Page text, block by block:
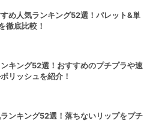
め人気ランキング52選！パレット&単
徹底比較！
キング52選！おすすめのプチプラや速
リッシュを紹介！
ンキング52選！落ちないリップをプチ